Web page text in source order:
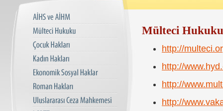
Mülteci
http://
http://
http://
http://